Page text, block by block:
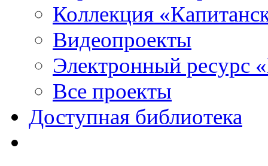
Коллекция
Видеопроекты
Электронный ресурс
Все проекты
Доступная библиотека